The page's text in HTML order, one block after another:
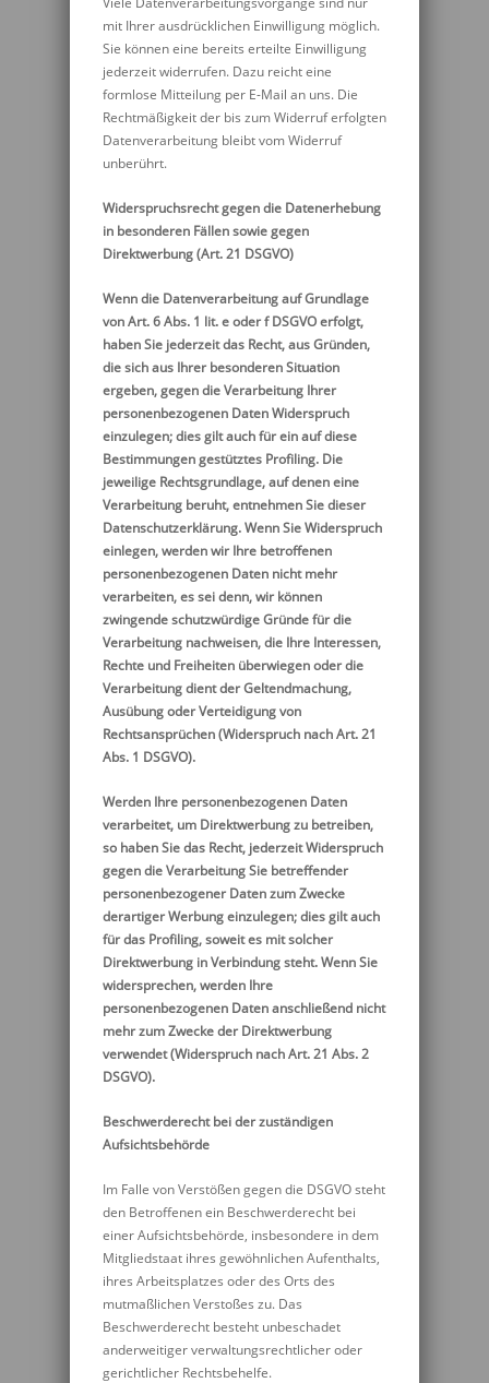
mit Ihrer ausdrücklichen Einwilligung möglich.
Sie können eine bereits erteilte Einwilligung
jederzeit widerrufen. Dazu reicht eine
formlose Mitteilung per E-Mail an uns. Die
Rechtmäßigkeit der bis zum Widerruf erfolgten
Datenverarbeitung bleibt vom Widerruf
unberührt.
Widerspruchsrecht gegen die Datenerhebung
in besonderen Fällen sowie gegen
Direktwerbung (Art. 21 DSGVO)
Wenn die Datenverarbeitung auf Grundlage
von Art. 6 Abs. 1 lit. e oder f DSGVO erfolgt,
haben Sie jederzeit das Recht, aus Gründen,
die sich aus Ihrer besonderen Situation
ergeben, gegen die Verarbeitung Ihrer
personenbezogenen Daten Widerspruch
einzulegen; dies gilt auch für ein auf diese
Bestimmungen gestütztes Profiling. Die
jeweilige Rechtsgrundlage, auf denen eine
Verarbeitung beruht, entnehmen Sie dieser
Datenschutzerklärung. Wenn Sie Widerspruch
einlegen, werden wir Ihre betroffenen
personenbezogenen Daten nicht mehr
verarbeiten, es sei denn, wir können
zwingende schutzwürdige Gründe für die
Verarbeitung nachweisen, die Ihre Interessen,
Rechte und Freiheiten überwiegen oder die
Verarbeitung dient der Geltendmachung,
Ausübung oder Verteidigung von
Rechtsansprüchen (Widerspruch nach Art. 21
Abs. 1 DSGVO).
Werden Ihre personenbezogenen Daten
verarbeitet, um Direktwerbung zu betreiben,
so haben Sie das Recht, jederzeit Widerspruch
gegen die Verarbeitung Sie betreffender
personenbezogener Daten zum Zwecke
derartiger Werbung einzulegen; dies gilt auch
für das Profiling, soweit es mit solcher
Direktwerbung in Verbindung steht. Wenn Sie
widersprechen, werden Ihre
personenbezogenen Daten anschließend nicht
mehr zum Zwecke der Direktwerbung
verwendet (Widerspruch nach Art. 21 Abs. 2
DSGVO).
Beschwerderecht bei der zuständigen
Aufsichtsbehörde
Im Falle von Verstößen gegen die DSGVO steht
den Betroffenen ein Beschwerderecht bei
einer Aufsichtsbehörde, insbesondere in dem
Mitgliedstaat ihres gewöhnlichen Aufenthalts,
ihres Arbeitsplatzes oder des Orts des
mutmaßlichen Verstoßes zu. Das
Beschwerderecht besteht unbeschadet
anderweitiger verwaltungsrechtlicher oder
gerichtlicher Rechtsbehelfe.